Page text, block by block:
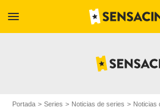
menu
Portada Series Noticias de series Noticias